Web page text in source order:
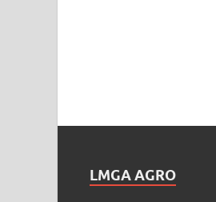
LMGA AGRO